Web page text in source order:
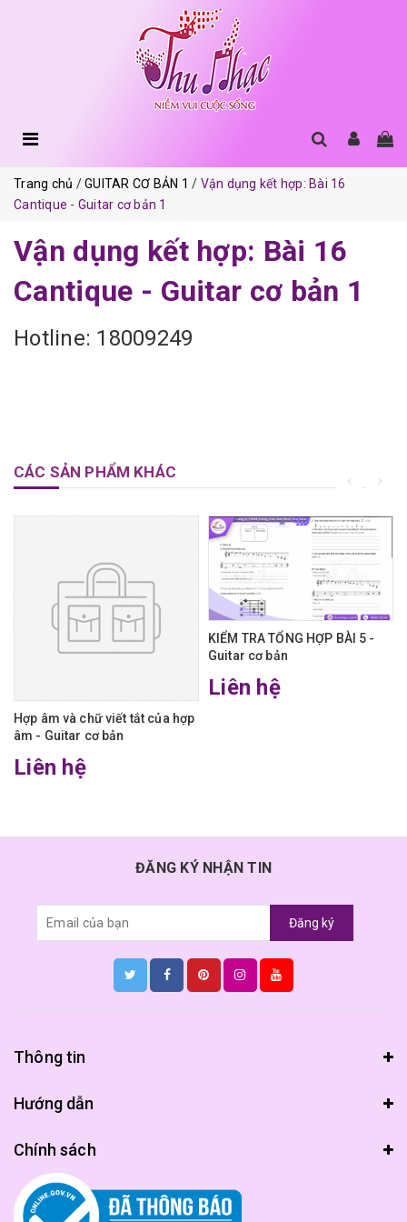
Trang chủ GUITAR CƠ BẢN 1
Vận dụng kết hợp: Bài 16
Cantique - Guitar cơ bản 1
Vận dụng kết hợp: Bài 16
Cantique - Guitar cơ bản 1
Hotline: 18009249
CÁC SẢN PHẨM KHÁC
Hợp âm và chữ viết tắt của hợp
âm - Guitar cơ bản
Liên hệ
KIỂM TRA TỔNG HỢP BÀI 5 -
Guitar cơ bản
Liên hệ
ĐĂNG KÝ NHẬN TIN
Đăng ký
Thông tin
Hướng dẫn
Chính sách